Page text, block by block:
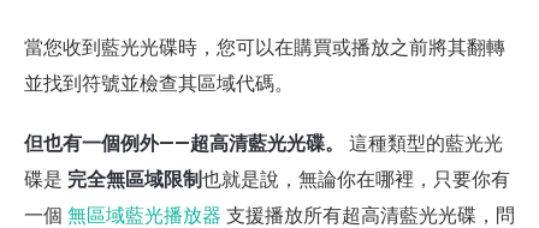
當您收到藍光光碟時，您可以在購買或播放之前將其翻轉
並找到符號並檢查其區域代碼。
但也有一個例外——超高清藍光光碟。
這種類型的藍光光
碟是 完全無區域限制也就是說，無論你在哪裡，只要你有
一個 無區域藍光播放器 支援播放所有超高清藍光光碟，問